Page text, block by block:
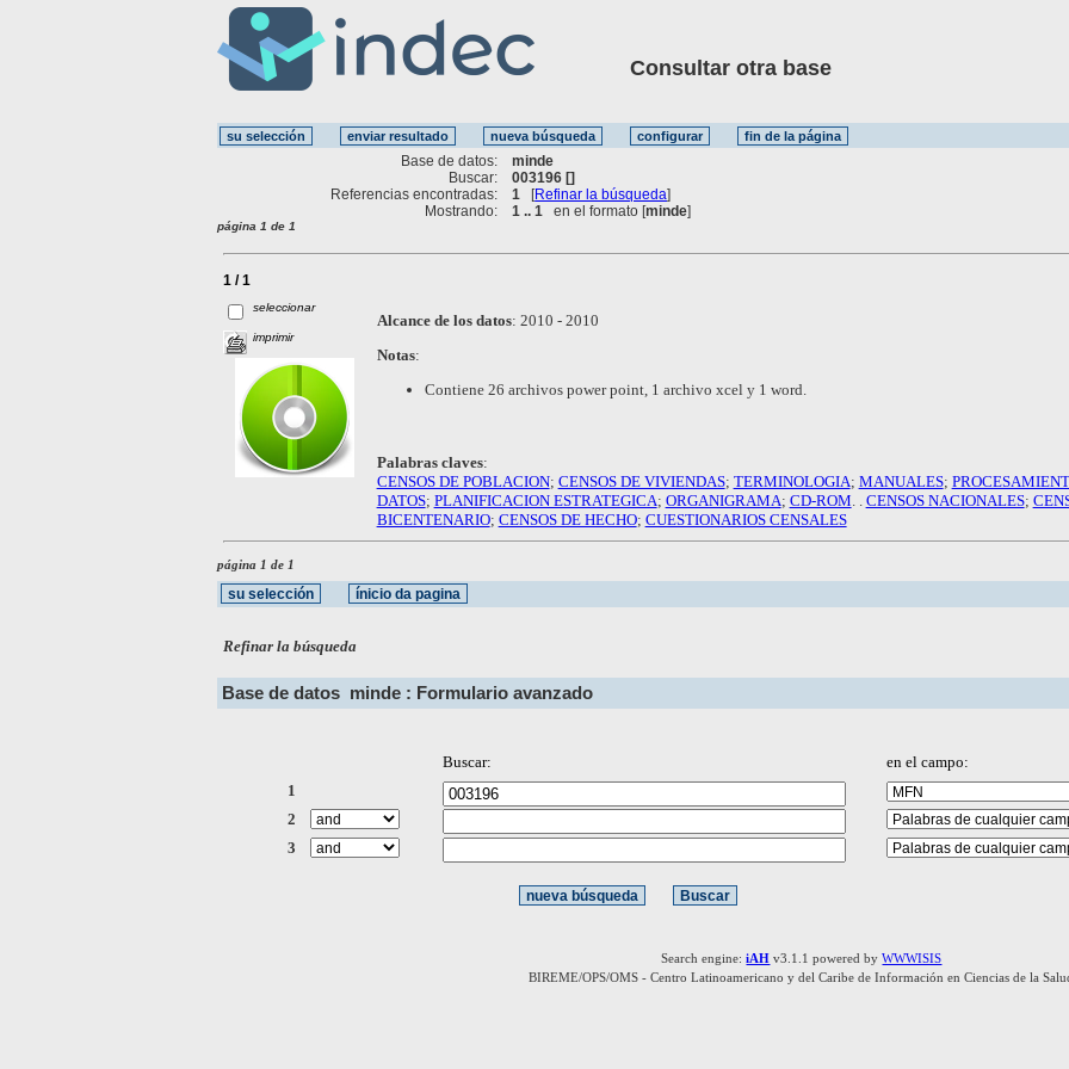
Consultar otra base
Base de datos:
minde
Buscar:
003196 []
Referencias encontradas:
1 [Refinar la búsqueda]
Mostrando:
1 .. 1 en el formato [minde]
página 1 de 1
1 / 1
seleccionar
imprimir
Alcance de los datos: 2010 - 2010
Notas:
Contiene 26 archivos power point, 1 archivo xcel y 1 word.
Palabras claves:
CENSOS DE POBLACION; CENSOS DE VIVIENDAS; TERMINOLOGIA; MANUALES;
DATOS; PLANIFICACION ESTRATEGICA; ORGANIGRAMA; CD-ROM CENSOS NACIONALES;
BICENTENARIO; CENSOS DE HECHO; CUESTIONARIOS CENSALES
página 1 de 1
Refinar la búsqueda
Base de datos minde : Formulario avanzado
Buscar:
en el campo:
1
2
3
Search engine:iAH v3.1.1 powered byWWWISIS
BIREME/OPS/OMS - Centro Latinoamericano y del Caribe de Información en Ciencias de la